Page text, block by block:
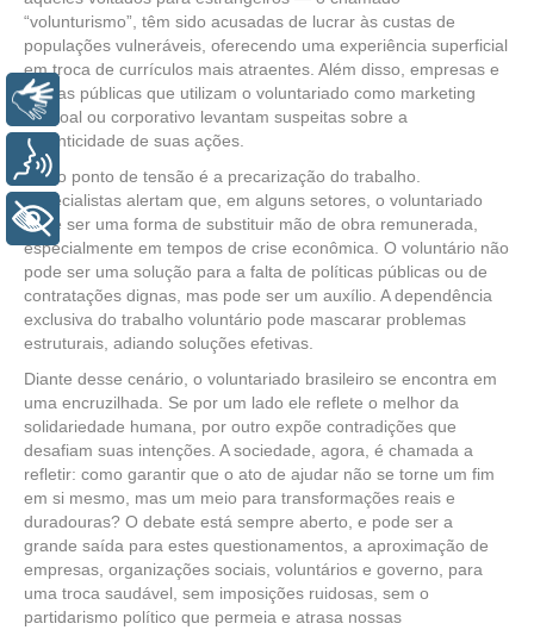
“volunturismo”, têm sido acusadas de lucrar às custas de
populações vulneráveis, oferecendo uma experiência superficial
em troca de currículos mais atraentes. Além disso, empresas e
figuras públicas que utilizam o voluntariado como marketing
pessoal ou corporativo levantam suspeitas sobre a
autenticidade de suas ações.
Outro ponto de tensão é a precarização do trabalho.
Especialistas alertam que, em alguns setores, o voluntariado
pode ser uma forma de substituir mão de obra remunerada,
especialmente em tempos de crise econômica. O voluntário não
pode ser uma solução para a falta de políticas públicas ou de
contratações dignas, mas pode ser um auxílio. A dependência
exclusiva do trabalho voluntário pode mascarar problemas
estruturais, adiando soluções efetivas.
Diante desse cenário, o voluntariado brasileiro se encontra em
uma encruzilhada. Se por um lado ele reflete o melhor da
solidariedade humana, por outro expõe contradições que
desafiam suas intenções. A sociedade, agora, é chamada a
refletir: como garantir que o ato de ajudar não se torne um fim
em si mesmo, mas um meio para transformações reais e
duradouras? O debate está sempre aberto, e pode ser a
grande saída para estes questionamentos, a aproximação de
empresas, organizações sociais, voluntários e governo, para
uma troca saudável, sem imposições ruidosas, sem o
partidarismo político que permeia e atrasa nossas
Libras
+ Acessibilidade